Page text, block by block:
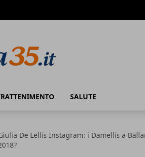
SALUTE
De Lellis Instagram: i Damellis a